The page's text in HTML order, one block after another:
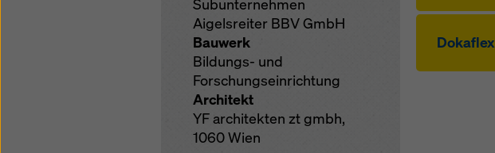
Subunternehmen
Aigelsreiter BBV GmbH
Bauwerk
Bildungs- und
Forschungseinrichtung
Architekt
YF architekten zt gmbh,
1060 Wien
Dokaflex